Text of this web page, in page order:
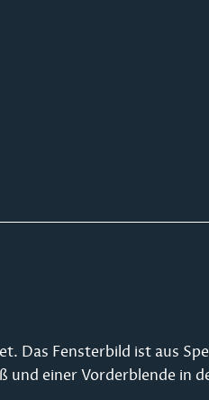
Das Fensterbild ist aus
und einer Vorderblende in